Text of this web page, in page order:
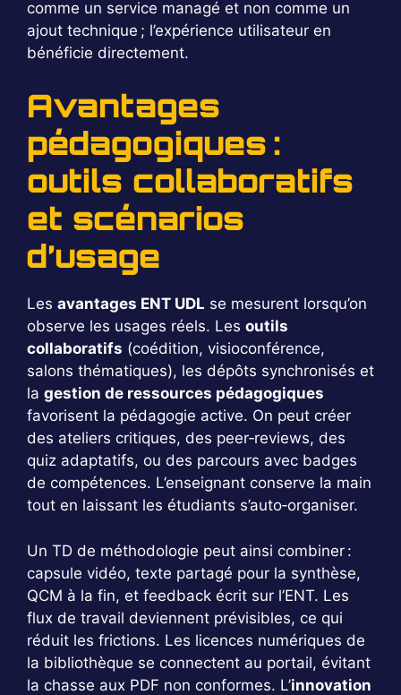
comme un service managé et non comme un
ajout technique ; l’expérience utilisateur en
bénéficie directement.
Avantages
pédagogiques :
outils collaboratifs
et scénarios
d’usage
Les avantages ENT UDL se mesurent lorsqu’on
observe les usages réels. Les outils
collaboratifs (coédition, visioconférence,
salons thématiques), les dépôts synchronisés et
la gestion de ressources pédagogiques
favorisent la pédagogie active. On peut créer
des ateliers critiques, des peer‑reviews, des
quiz adaptatifs, ou des parcours avec badges
de compétences. L’enseignant conserve la main
tout en laissant les étudiants s’auto‑organiser.
Un TD de méthodologie peut ainsi combiner :
capsule vidéo, texte partagé pour la synthèse,
QCM à la fin, et feedback écrit sur l’ENT. Les
flux de travail deviennent prévisibles, ce qui
réduit les frictions. Les licences numériques de
la bibliothèque se connectent au portail, évitant
la chasse aux PDF non conformes. L’innovation